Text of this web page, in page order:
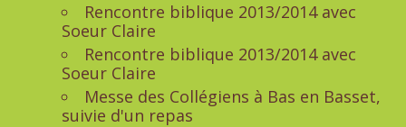
Rencontre biblique 2013/2014 avec
Soeur Claire
Rencontre biblique 2013/2014 avec
Soeur Claire
Messe des Collégiens à Bas en Basset,
suivie d'un repas